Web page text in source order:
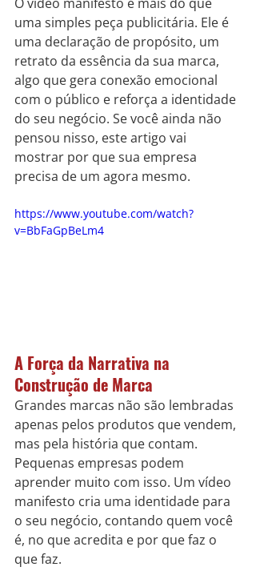
uma simples peça publicitária. Ele é
uma declaração de propósito, um
retrato da essência da sua marca,
algo que gera conexão emocional
com o público e reforça a identidade
do seu negócio. Se você ainda não
pensou nisso, este artigo vai
mostrar por que sua empresa
precisa de um agora mesmo.
https://www.youtube.com/watch?
v=BbFaGpBeLm4
A Força da Narrativa na
Construção de Marca
Grandes marcas não são lembradas
apenas pelos produtos que vendem,
mas pela história que contam.
Pequenas empresas podem
aprender muito com isso. Um vídeo
manifesto cria uma identidade para
o seu negócio, contando quem você
é, no que acredita e por que faz o
que faz.